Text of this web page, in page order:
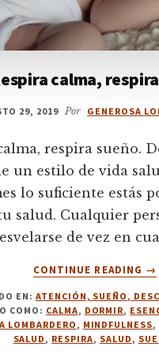
calma,
29, 2019 Por GENEROSA
respira sueño.
un estilo de vida
lo suficiente estás
salud. Cualquier
de vez en
CONTINUE READING
2
→
EN: ATENCIÓN, SUEÑO,
COMO: CALMA, DORMIR,
LOMBARDERO , MINDFULNESS,
SALUD , RESPIRA, SALUD ,